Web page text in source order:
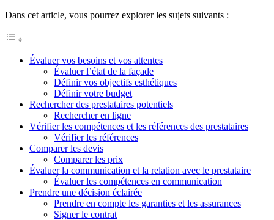
Dans cet article, vous pourrez explorer les sujets suivants :
Évaluer vos besoins et vos attentes
Évaluer l’état de la façade
Définir vos objectifs esthétiques
Définir votre budget
Rechercher des prestataires potentiels
Rechercher en ligne
Vérifier les compétences et les références des prestataires
Vérifier les références
Comparer les devis
Comparer les prix
Évaluer la communication et la relation avec le prestataire
Évaluer les compétences en communication
Prendre une décision éclairée
Prendre en compte les garanties et les assurances
Signer le contrat